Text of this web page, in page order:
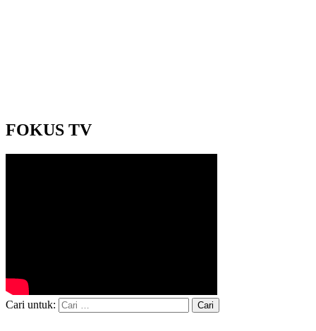
FOKUS TV
Cari untuk: